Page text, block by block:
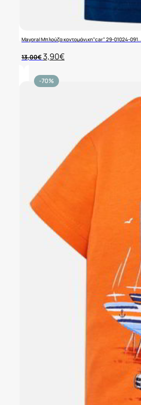
Mayoral Μπλούζα κοντομάνικη”car” 29-01024-091..
13,00€ Original
price
13,00€.
3,90€Η
τρέχουσα
-70%